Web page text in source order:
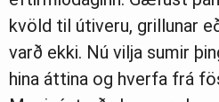
kvöld til útiveru, grillunar
varð ekki. Nú vilja sumir
hina áttina og hverfa frá